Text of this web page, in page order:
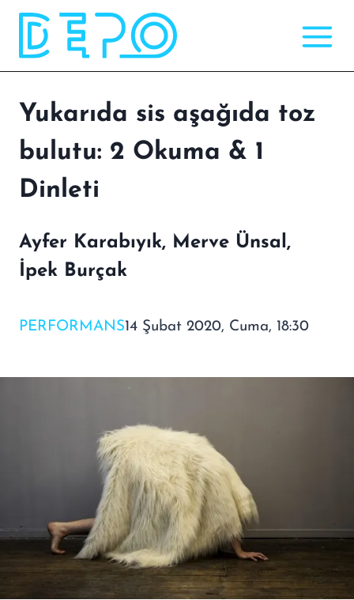
Skip
content
Yukarıda sis aşağıda toz
bulutu: 2 Okuma & 1
Dinleti
Ayfer Karabıyık, Merve Ünsal,
İpek Burçak
PERFORMANS14 Şubat 2020, Cuma, 18:30